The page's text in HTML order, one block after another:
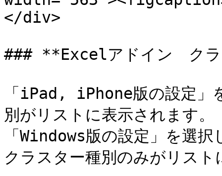
</div>
### **Excelアドイン　クラ
「iPad, iPhone版の設定」
別がリストに表示されます
「Windows版の設定」を選
クラスター種別のみがリスト